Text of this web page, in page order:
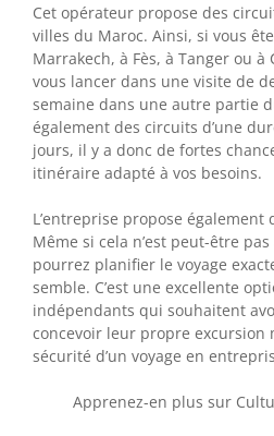
Cet opérateur propose des
villes du Maroc. Ainsi, si vous
Marrakech, à Fès, à Tanger ou à
vous lancer dans une visite de
semaine dans une autre partie
également des circuits d’une
jours, il y a donc de fortes
itinéraire adapté à vos besoins.
L’entreprise propose également
Même si cela n’est peut-être
pourrez planifier le voyage
semble. C’est une excellente
indépendants qui souhaitent
concevoir leur propre excursion
sécurité d’un voyage en
Apprenez-en plus sur